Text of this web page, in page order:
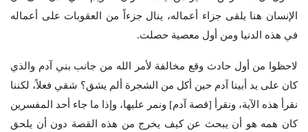
الإنسان هنا يلقى جزاء أعماله، ينال جزءاً من العقوبات على أعماله
في هذه الدنيا ومن أول معصية حصلت.
لاحظوا من أول حادث وقع مخالفة لأمر الله من جانب بني آدم والذي
كان على يد أبينا آدم حين أكل من الشجرة ألم يشق؟ شقي فعلاً، لكننا
نقرأ هذه الآية، ونقرأ [قصة آدم] ونمر عليها، وإذا ما جاء أحد المفسرين
كان همه هو أن يبحث عن كيف يخرج من هذه القصة دون أن يلحق